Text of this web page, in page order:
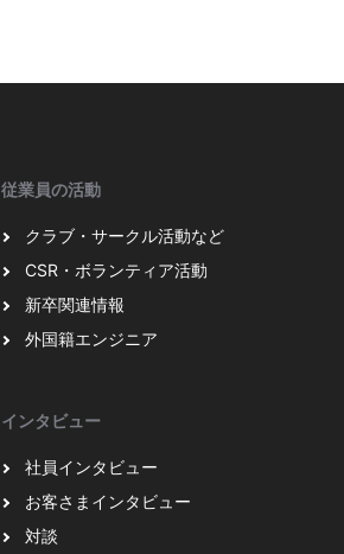
従業員の活動
クラブ・サークル活動など
CSR・ボランティア活動
新卒関連情報
外国籍エンジニア
インタビュー
社員インタビュー
お客さまインタビュー
対談